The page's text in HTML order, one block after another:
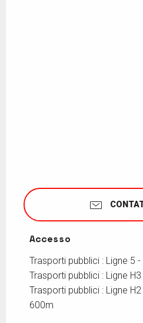
Accesso
Accesso
Trasporti pubblici : Ligne 5
Trasporti pubblici : Ligne
Trasporti pubblici : Ligne
600m